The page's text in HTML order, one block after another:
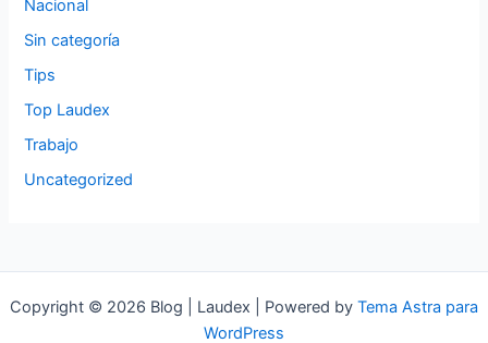
Nacional
Sin categoría
Tips
Top Laudex
Trabajo
Uncategorized
Copyright © 2026 Blog | Laudex | Powered by Tema Astra para
WordPress